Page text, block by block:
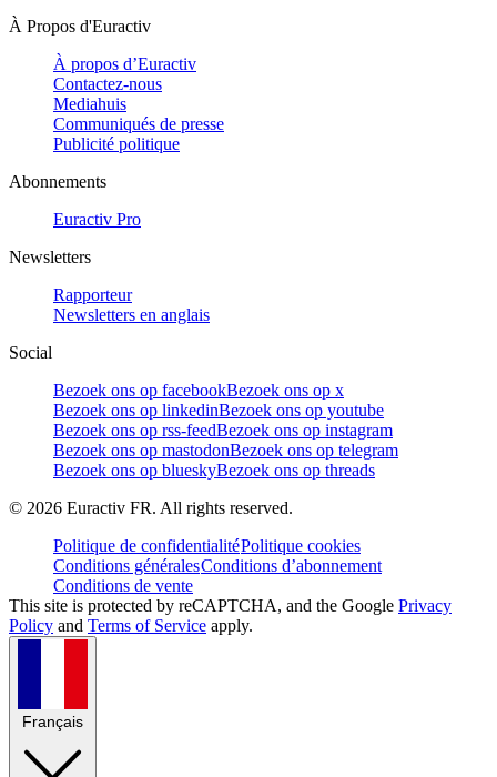
À Propos d'Euractiv
À propos d’Euractiv
Contactez-nous
Mediahuis
Communiqués de presse
Publicité politique
Abonnements
Euractiv Pro
Newsletters
Rapporteur
Newsletters en anglais
Social
Bezoek ons op facebookBezoek ons op x
Bezoek ons op linkedinBezoek ons op youtube
Bezoek ons op rss-feedBezoek ons op instagram
Bezoek ons op mastodonBezoek ons op telegram
Bezoek ons op blueskyBezoek ons op threads
© 2026 Euractiv FR. All rights reserved.
Politique de confidentialitéPolitique cookies
Conditions généralesConditions d’abonnement
Conditions de vente
This site is protected by reCAPTCHA, and the Google Privacy
Policy and Terms of Service apply.
Français